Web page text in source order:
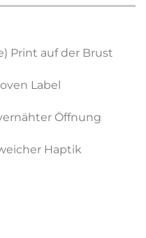
Print auf der Brust
Label
Öffnung
Haptik